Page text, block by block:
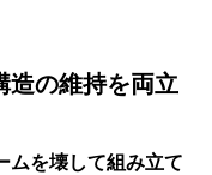
造の維持を両立
ムを壊して組み立て